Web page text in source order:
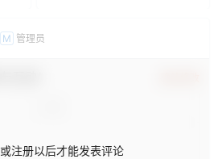
M 管理员
注册以后才能发表评论